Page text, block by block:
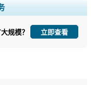
公司简介， 竞争基准分析，
。
规模？ 立即查看